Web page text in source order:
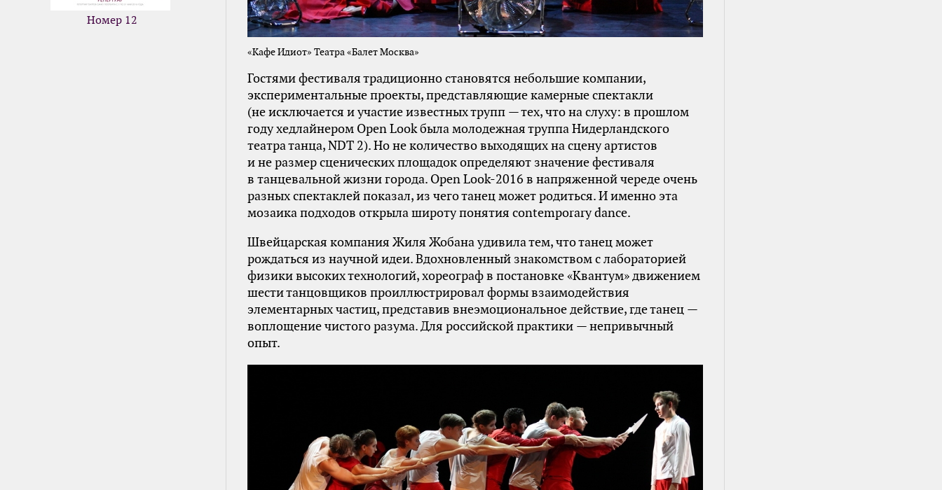
Номер 12
«Кафе Идиот» Театра «Балет Москва»
Гостями фестиваля традиционно становятся небольшие компании,
экспериментальные проекты, представляющие камерные спектакли
(не исключается и участие известных трупп — тех, что на слуху: в прошлом
году хедлайнером Open Look была молодежная труппа Нидерландского
театра танца, NDT 2). Но не количество выходящих на сцену артистов
и не размер сценических площадок определяют значение фестиваля
в танцевальной жизни города. Open Look-2016 в напряженной череде очень
разных спектаклей показал, из чего танец может родиться. И именно эта
мозаика подходов открыла широту понятия contemporary dance.
Швейцарская компания Жиля Жобана удивила тем, что танец может
рождаться из научной идеи. Вдохновленный знакомством с лабораторией
физики высоких технологий, хореограф в постановке «Квантум» движением
шести танцовщиков проиллюстрировал формы взаимодействия
элементарных частиц, представив внеэмоциональное действие, где танец —
воплощение чистого разума. Для российской практики — непривычный
опыт.